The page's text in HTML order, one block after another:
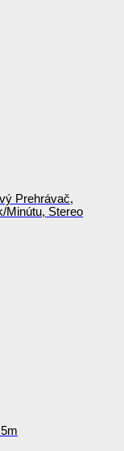
Prehrávač,
minútu, Stereo